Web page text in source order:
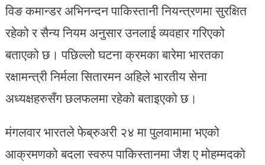
विङ कमान्डर अभिनन्दन पाकिस्तानी नियन्त्रणमा सुरक्षित
रहेको र सैन्य नियम अनुसार उनलाई व्यवहार गरिएको
बताएको छ। पछिल्लो घटना क्रमका बारेमा भारतका
रक्षामन्त्री निर्मला सितारमन अहिले भारतीय सेना
अध्यक्षहरुसँग छलफलमा रहेको बताइएको छ।
मंगलवार भारतले फेब्रुअरी २४ मा पुलवामामा भएको
आक्रमणको बदला स्वरुप पाकिस्तानमा जैश ए मोहम्मदको